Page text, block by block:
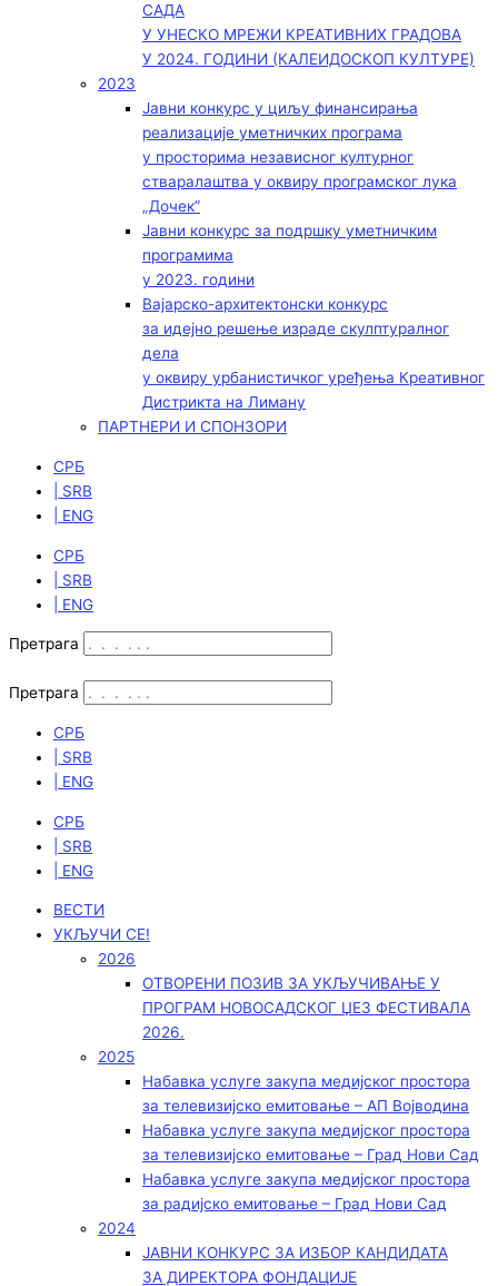
САДА
У УНЕСКО МРЕЖИ КРЕАТИВНИХ ГРАДОВА
У 2024. ГОДИНИ (КАЛЕИДОСКОП КУЛТУРЕ)
2023
Јавни конкурс у циљу финансирања
реализације уметничких програма
у просторима независног културног
стваралаштва у оквиру програмског лука
„Дочек”
Јавни конкурс за подршку уметничким
програмима
у 2023. години
Вајарско-архитектонски конкурс
за идејно решење израде скулптуралног
дела
у оквиру урбанистичког уређења Креативног
Дистрикта на Лиману
ПАРТНЕРИ И СПОНЗОРИ
СРБ
| SRB
| ENG
СРБ
| SRB
| ENG
Претрага
Претрага
СРБ
| SRB
| ENG
СРБ
| SRB
| ENG
ВЕСТИ
УКЉУЧИ СЕ!
2026
ОТВОРЕНИ ПОЗИВ ЗА УКЉУЧИВАЊЕ У
ПРОГРАМ НОВОСАДСКОГ ЏЕЗ ФЕСТИВАЛА
2026.
2025
Набавка услуге закупа медијског простора
за телевизијско емитовање – АП Војводинa
Набавка услуге закупа медијског простора
за телевизијско емитовање – Град Нови Сад
Набавка услуге закупа медијског простора
за радијско емитовање – Град Нови Сад
2024
ЈАВНИ КОНКУРС ЗА ИЗБОР КАНДИДАТА
ЗА ДИРЕКТОРА ФОНДАЦИЈЕ